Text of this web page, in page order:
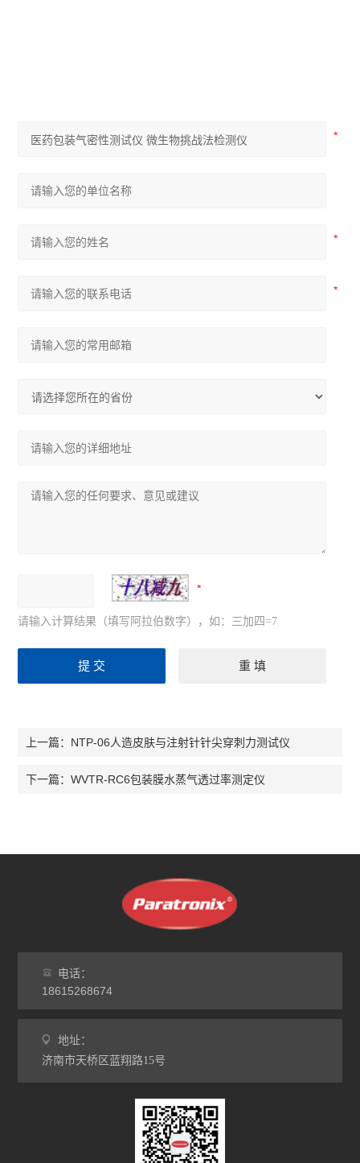
请输入计算结果（填写阿拉伯数字），如：三加四=7
上一篇： NTP-06人造皮肤与注射针针尖穿刺力测试仪
下一篇：WVTR-RC6包装膜水蒸气透过率测定仪
电话：
18615268674
地址：
济南市天桥区蓝翔路15号